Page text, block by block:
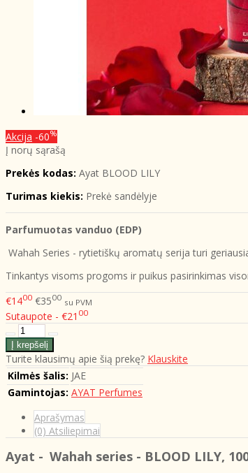
Akcija -60%
Į norų sąrašą
Prekės kodas: Ayat BLOOD LILY
Turimas kiekis: Prekė sandėlyje
Parfumuotas vanduo (EDP)
Wahah Series - rytietiškų aromatų serija turi
Tinkantys visoms progoms ir puikus pasirinkimas
€1400 €3500 su PVM
Sutaupote - €21 00
Turite klausimų apie šią prekę? Klauskite
Kilmės šalis: JAE
Gamintojas: AYAT Perfumes
Aprašymas
(0) Atsiliepimai
Ayat - Wahah series - BLOOD LILY,